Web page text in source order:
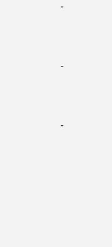
-
-
-